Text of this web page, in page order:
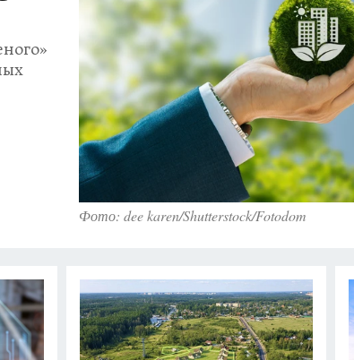
Фото: dee karen/Shutterstock/Fotodom